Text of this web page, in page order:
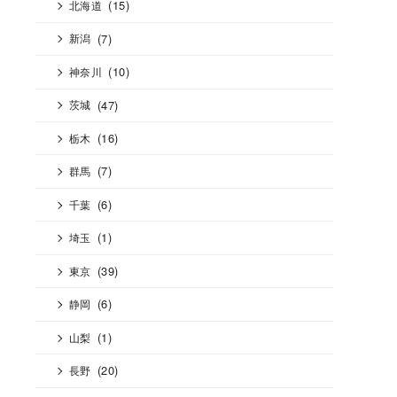
北海道 (15)
新潟 (7)
神奈川 (10)
茨城 (47)
栃木 (16)
群馬 (7)
千葉 (6)
埼玉 (1)
東京 (39)
静岡 (6)
山梨 (1)
長野 (20)